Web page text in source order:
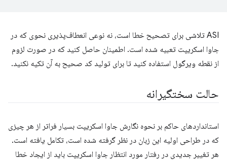
ASI تلاشی برای تصحیح خطا است، نه نوعی انعطاف‌پذیری نحوی که در
جاوا اسکریپت تعبیه شده است. اطمینان حاصل کنید که در صورت لزوم
از نقطه ویرگول استفاده کنید تا برای تولید کد صحیح به آن تکیه نکنید.
حالت سختگیرانه
استانداردهای حاکم بر نحوه نگارش جاوا اسکریپت بسیار فراتر از هر چیزی
که در طراحی اولیه این زبان در نظر گرفته شده است، تکامل یافته است.
هر تغییر جدیدی در رفتار مورد انتظار جاوا اسکریپت باید از ایجاد خطا